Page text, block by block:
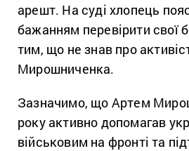
арешт. На суді хлопець
бажанням перевірити свої
тим, що не знав про
Мирошниченка.
Зазначимо, що Артем
року активно допомагав
військовим на фронті та